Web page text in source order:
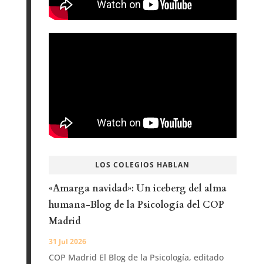
LOS COLEGIOS HABLAN
«Amarga navidad»: Un iceberg del alma
humana-Blog de la Psicología del COP
Madrid
31 Jul 2026
COP Madrid El Blog de la Psicología, editado